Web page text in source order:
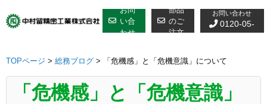
to
お問
い合
わせ
部品
のご
注文
お問い合わせ
0120-05-
TOPページ > 総務ブログ > 「危機感」と「危機意識」について
「危機感」と「危機意識」